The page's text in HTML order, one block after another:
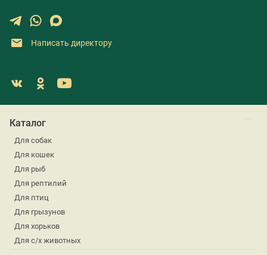
Написать директору
Каталог
Для собак
Для кошек
Для рыб
Для рептилий
Для птиц
Для грызунов
Для хорьков
Для с/х животных